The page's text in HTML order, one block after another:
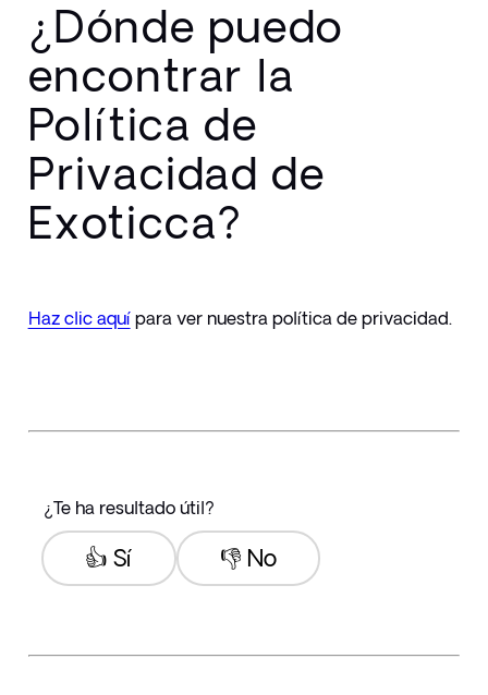
¿Dónde puedo
encontrar la
Política de
Privacidad de
Exoticca?
Haz clic aquí para ver nuestra política de privacidad.
¿Te ha resultado útil?
👎 No
👍 Sí